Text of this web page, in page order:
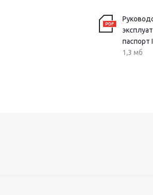
паспорт
1,3 мб